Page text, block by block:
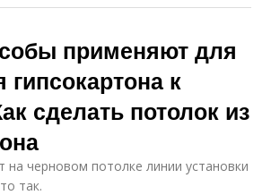
применяют для
гипсокартона к
сделать потолок из
на черновом потолке линии установки
так.